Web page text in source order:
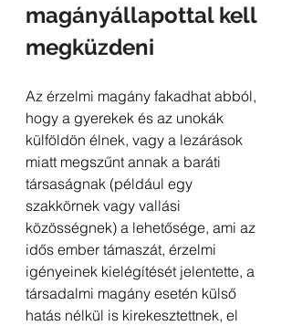
magányállapottal kell
megküzdeni
Az érzelmi magány fakadhat abból,
hogy a gyerekek és az unokák
külföldön élnek, vagy a lezárások
miatt megszűnt annak a baráti
társaságnak (például egy
szakkörnek vagy vallási
közösségnek) a lehetősége, ami az
idős ember támaszát, érzelmi
igényeinek kielégítését jelentette, a
társadalmi magány esetén külső
hatás nélkül is kirekesztettnek, el